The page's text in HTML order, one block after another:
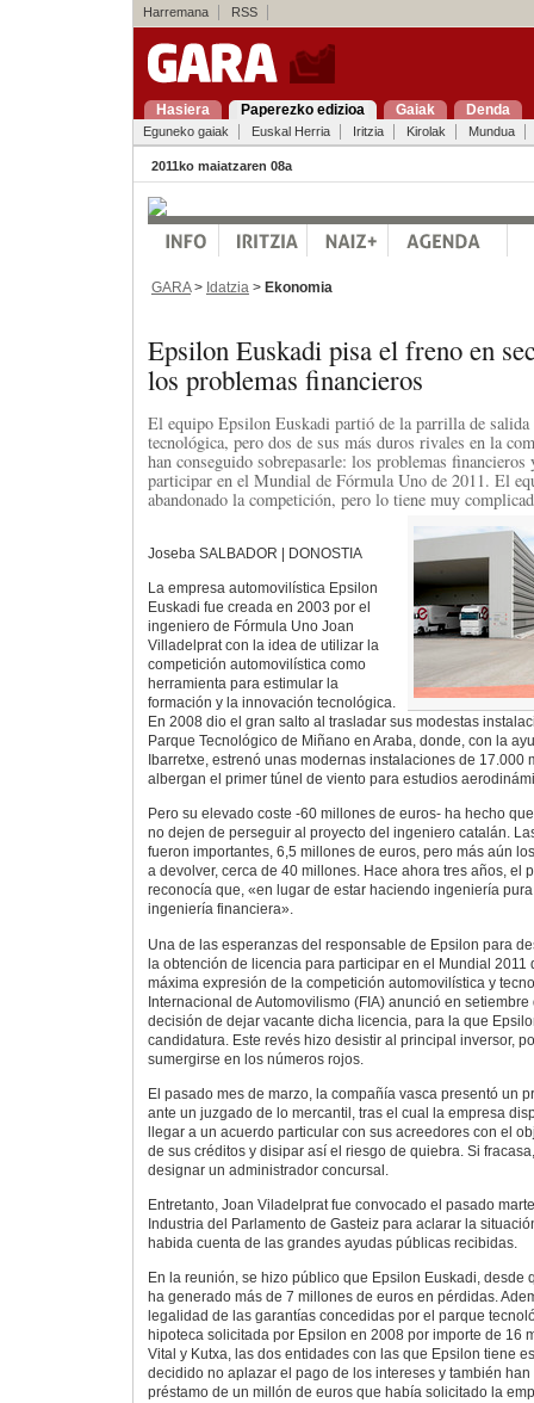
Harremana RSS
Hasiera Paperezko edizioa Gaiak Denda
Eguneko gaiak Euskal Herria Iritzia Kirolak Mundua
2011ko maiatzaren 08a
GARA> Idatzia > Ekonomia
Epsilon Euskadi pisa el freno en
los problemas financieros
El equipo Epsilon Euskadi partió de la parrilla de
tecnológica, pero dos de sus más duros rivales en la
han conseguido sobrepasarle: los problemas
participar en el Mundial de Fórmula Uno de 2011. El
abandonado la competición, pero lo tiene muy
Joseba SALBADOR | DONOSTIA
La empresa automovilística Epsilon
Euskadi fue creada en 2003 por el
ingeniero de Fórmula Uno Joan
Villadelprat con la idea de utilizar la
competición automovilística como
herramienta para estimular la
formación y la innovación tecnológica.
En 2008 dio el gran salto al trasladar sus modestas
Parque Tecnológico de Miñano en Araba, donde, con la
Ibarretxe, estrenó unas modernas instalaciones de 17.000
albergan el primer túnel de viento para estudios
Pero su elevado coste -60 millones de euros- ha hecho
no dejen de perseguir al proyecto del ingeniero catalán.
fueron importantes, 6,5 millones de euros, pero más aún
a devolver, cerca de 40 millones. Hace ahora tres años, el
reconocía que, «en lugar de estar haciendo ingeniería
ingeniería financiera».
Una de las esperanzas del responsable de Epsilon para
la obtención de licencia para participar en el Mundial 2011
máxima expresión de la competición automovilística y
Internacional de Automovilismo (FIA) anunció en
decisión de dejar vacante dicha licencia, para la que
candidatura. Este revés hizo desistir al principal inversor,
sumergirse en los números rojos.
El pasado mes de marzo, la compañía vasca presentó un
ante un juzgado de lo mercantil, tras el cual la empresa
llegar a un acuerdo particular con sus acreedores con el
de sus créditos y disipar así el riesgo de quiebra. Si
designar un administrador concursal.
Entretanto, Joan Viladelprat fue convocado el pasado
Industria del Parlamento de Gasteiz para aclarar la
habida cuenta de las grandes ayudas públicas recibidas.
En la reunión, se hizo público que Epsilon Euskadi, desde
ha generado más de 7 millones de euros en pérdidas.
legalidad de las garantías concedidas por el parque
hipoteca solicitada por Epsilon en 2008 por importe de 16
Vital y Kutxa, las dos entidades con las que Epsilon tiene
decidido no aplazar el pago de los intereses y también
préstamo de un millón de euros que había solicitado la